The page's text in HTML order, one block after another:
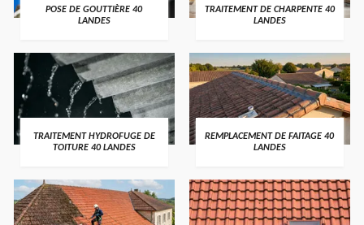
POSE DE GOUTTIÈRE 40
LANDES
TRAITEMENT DE CHARPENTE 40
LANDES
TRAITEMENT HYDROFUGE DE
TOITURE 40 LANDES
REMPLACEMENT DE FAITAGE 40
LANDES